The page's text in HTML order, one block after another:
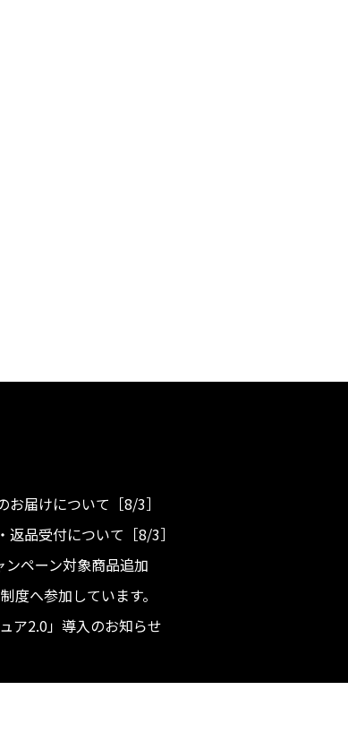
届けについて［8/3］
品受付について［8/3］
ンペーン対象商品追加
度へ参加しています。
ア2.0」導入のお知らせ